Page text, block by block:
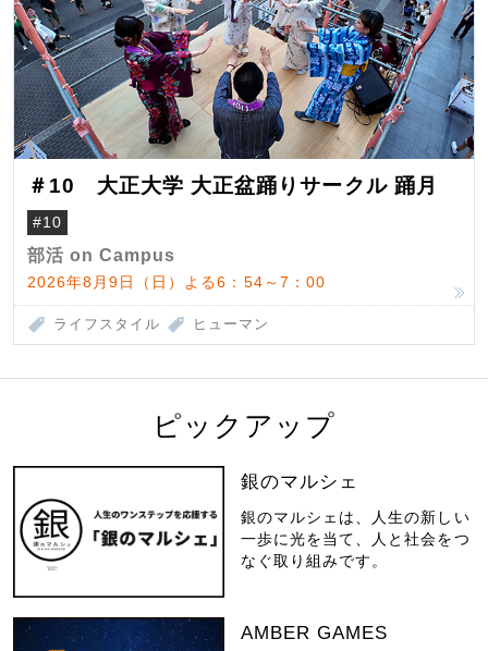
＃10 大正大学 大正盆踊りサークル 踊月
#10
部活 on Campus
2026年8月9日（日）よる6：54～7：00
ライフスタイル ヒューマン
ピックアップ
銀のマルシェ
銀のマルシェは、人生の新しい
一歩に光を当て、人と社会をつ
なぐ取り組みです。
AMBER GAMES